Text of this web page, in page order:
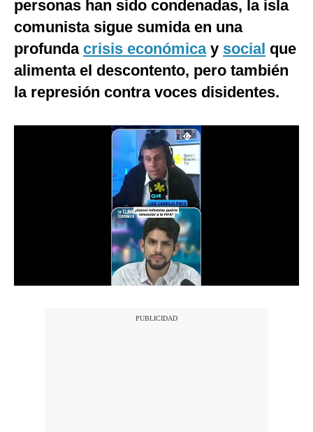
Club del Suscriptor
Mix
personas han sido condenadas, la isla
comunista sigue sumida en una
profunda crisis económicay social que
alimenta el descontento, pero también
la represión contra voces disidentes.